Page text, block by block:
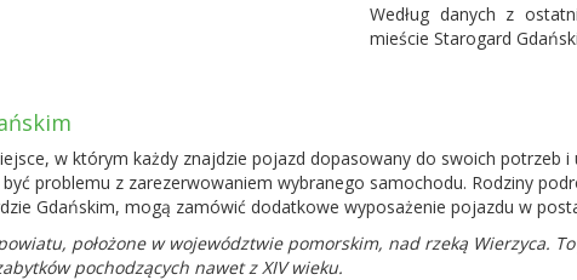
Według danych z
mieście Starogard
w którym każdy znajdzie pojazd dopasowany do swoich potrzeb
problemu z zarezerwowaniem wybranego samochodu. Rodziny
Gdańskim, mogą zamówić dodatkowe wyposażenie pojazdu w
położone w województwie pomorskim, nad rzeką Wierzyca.
pochodzących nawet z XIV wieku.